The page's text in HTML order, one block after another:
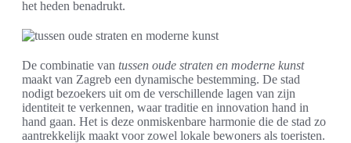
het heden benadrukt.
De combinatie van tussen oude straten en moderne kunst
maakt van Zagreb een dynamische bestemming. De stad
nodigt bezoekers uit om de verschillende lagen van zijn
identiteit te verkennen, waar traditie en innovation hand in
hand gaan. Het is deze onmiskenbare harmonie die de stad zo
aantrekkelijk maakt voor zowel lokale bewoners als toeristen.